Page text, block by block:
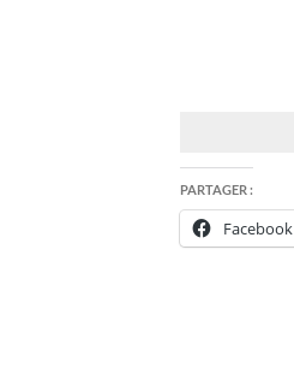
PARTAGER :
Facebook